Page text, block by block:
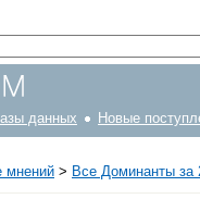
данных Новые
мнений > Все Доминанты за